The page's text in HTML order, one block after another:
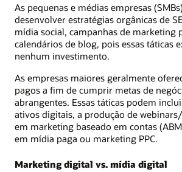
As pequenas e médias empresas
desenvolver estratégias orgânicas de
mídia social, campanhas de marketing
calendários de blog, pois essas táticas
nenhum investimento.
As empresas maiores geralmente
pagos a fim de cumprir metas de
abrangentes. Essas táticas podem
ativos digitais, a produção de
em marketing baseado em contas
em mídia paga ou marketing PPC.
Marketing digital vs. mídia digital